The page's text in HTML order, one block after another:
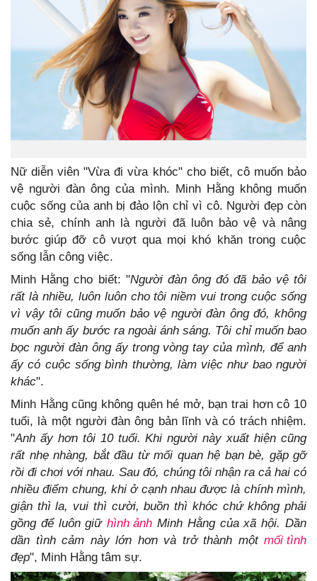
Nữ diễn viên "Vừa đi vừa khóc" cho biết, cô muốn bảo
vệ người đàn ông của mình. Minh Hằng không muốn
cuộc sống của anh bị đảo lộn chỉ vì cô. Người đẹp còn
chia sẻ, chính anh là người đã luôn bảo vệ và nâng
bước giúp đỡ cô vượt qua mọi khó khăn trong cuộc
sống lẫn công việc.
Minh Hằng cho biết: "Người đàn ông đó đã bảo vệ tôi
rất là nhiều, luôn luôn cho tôi niềm vui trong cuộc sống
vì vậy tôi cũng muốn bảo vệ người đàn ông đó, không
muốn anh ấy bước ra ngoài ánh sáng. Tôi chỉ muốn bao
bọc người đàn ông ấy trong vòng tay của mình, để anh
ấy có cuộc sống bình thường, làm việc như bao người
khác".
Minh Hằng cũng không quên hé mở, bạn trai hơn cô 10
tuổi, là một người đàn ông bản lĩnh và có trách nhiệm.
"Anh ấy hơn tôi 10 tuổi. Khi người này xuất hiện cũng
rất nhẹ nhàng, bắt đầu từ mối quan hệ bạn bè, gặp gỡ
rồi đi chơi với nhau. Sau đó, chúng tôi nhận ra cả hai có
nhiều điểm chung, khi ở cạnh nhau được là chính mình,
giận thì la, vui thì cười, buồn thì khóc chứ không phải
gồng để luôn giữhình ảnh Minh Hằng của xã hội. Dần
dần tình cảm này lớn hơn và trở thành một mối tình
đẹp", Minh Hằng tâm sự.